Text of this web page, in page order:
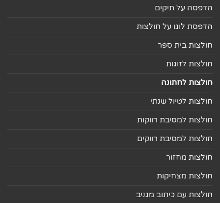
הדפסה על תיקים
הדפסת לוגו על חולצות
חולצות בית ספר
חולצות לזוגות
חולצות לחתונה
חולצות לטיול שנתי
חולצות למסיבת רווקות
חולצות למסיבת רווקים
חולצות מחזור
חולצות מצחיקות
חולצות עם כיתוב מגניב